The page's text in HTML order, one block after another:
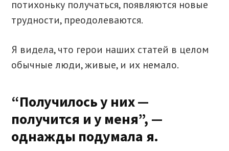
потихоньку получаться, появляются новые
трудности, преодолеваются.
Я видела, что герои наших статей в целом
обычные люди, живые, и их немало.
“Получилось у них —
получится и у меня”, —
однажды подумала я.